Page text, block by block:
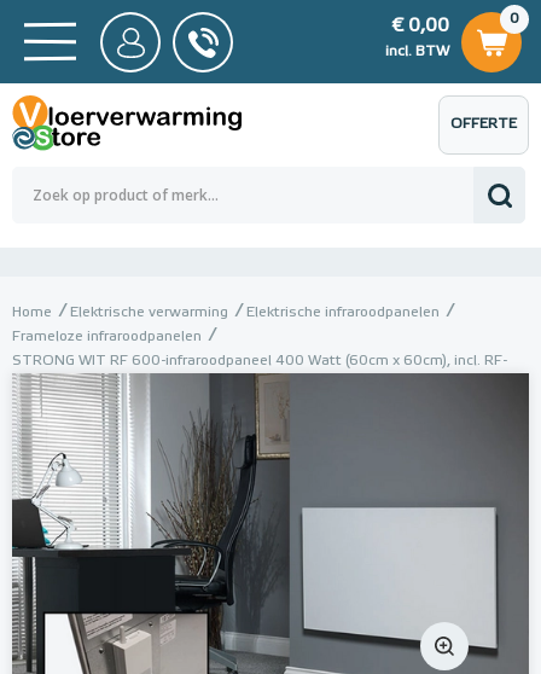
BTW
0,00
0
€ 0,00
incl. BTW
€ 0,00
OFFERTE
AANVRAGEN
Home Elektrische verwarming
Elektrische infraroodpanelen
Frameloze infraroodpanelen
STRONG WIT RF 600-infraroodpaneel 400 Watt (60cm x 60cm), incl. RF-
ontvanger